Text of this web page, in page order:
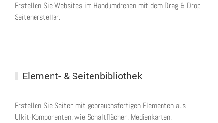
Erstellen Sie Websites im Handumdrehen mit dem Drag & Drop
Seitenersteller.
Element- & Seitenbibliothek
Erstellen Sie Seiten mit gebrauchsfertigen Elementen aus
UIkit-Komponenten, wie Schaltflächen, Medienkarten,